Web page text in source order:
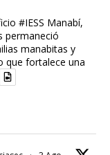
#IESS Manabí,
permaneció
manabitas y
que fortalece una